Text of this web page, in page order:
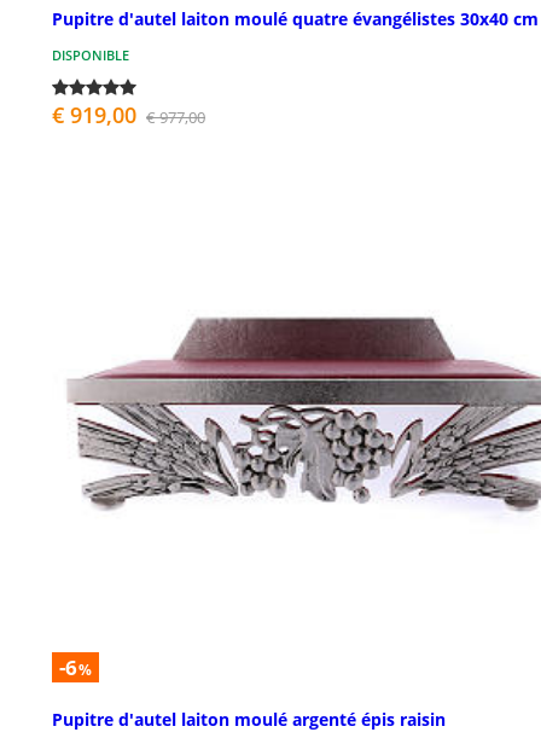
Pupitre d'autel laiton moulé quatre évangélistes 30x40 cm
DISPONIBLE
€ 919,00 € 977,00
-6%
Pupitre d'autel laiton moulé argenté épis raisin